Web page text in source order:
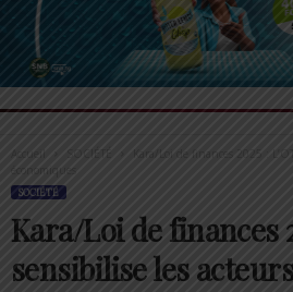
Accueil
Kara/Loi de finances 2025 :
économiques
SOCIÉTÉ
Kara/Loi de finances
sensibilise les